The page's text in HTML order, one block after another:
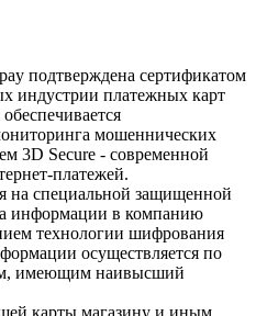
подтверждена сертификатом
индустрии платежных карт
мошеннических
3D Secure - современной
платежей.
на специальной защищенной
информации в компанию
технологии шифрования
осуществляется по
имеющим наивысший